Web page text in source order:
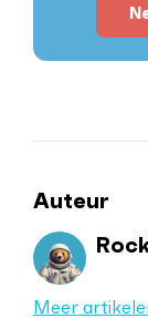
Auteur
Meer